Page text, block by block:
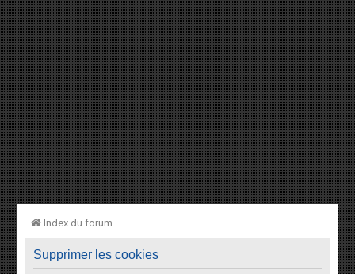
Index du forum
Supprimer les cookies